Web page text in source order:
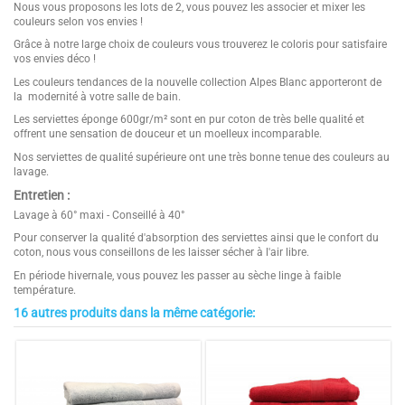
Nous vous proposons les lots de 2, vous pouvez les associer et mixer les
couleurs selon vos envies !
Grâce à notre large choix de couleurs vous trouverez le coloris pour satisfaire
vos envies déco !
Les couleurs tendances de la nouvelle collection Alpes Blanc apporteront de
la modernité à votre salle de bain.
Les serviettes éponge 600gr/m² sont en pur coton de très belle qualité et
offrent une sensation de douceur et un moelleux incomparable.
Nos serviettes de qualité supérieure ont une très bonne tenue des couleurs au
lavage.
Entretien :
Lavage à 60° maxi - Conseillé à 40°
Pour conserver la qualité d'absorption des serviettes ainsi que le confort du
coton, nous vous conseillons de les laisser sécher à l'air libre.
En période hivernale, vous pouvez les passer au sèche linge à faible
température.
Composition
100% Eponge coton
Blanc, Rose poudré, Lavande, Fuschia,
5
Ultra-doux et confort : grand pouvoir d'absorption
16 autres produits dans la même catégorie: